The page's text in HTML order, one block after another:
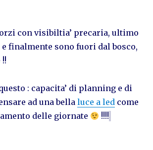
con visibiltia’ precaria, ultimo
finalmente sono fuori dal bosco,
: capacita’ di planning e di
ad una bellaluce a ledcome
delle giornate
!!!!